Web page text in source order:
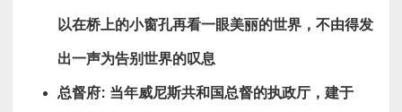
以在桥上的小窗孔再看一眼美丽的世界，不由得发
出一声为告别世界的叹息
总督府: 当年威尼斯共和国总督的执政厅，建于